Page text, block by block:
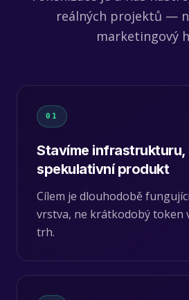
reálných projektů —
marketingový
01
Stavíme infrastrukturu,
spekulativní produkt
Cílem je dlouhodobě
vrstva, ne krátkodobý token
trh.